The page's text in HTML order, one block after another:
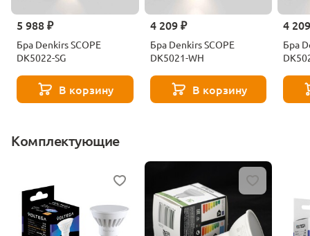
5 988 ₽
Бра Denkirs SCOPE
DK5022-SG
В корзину
4 209 ₽
Бра Denkirs SCOPE
DK5021-WH
В корзину
4
Бра
Комплектующие